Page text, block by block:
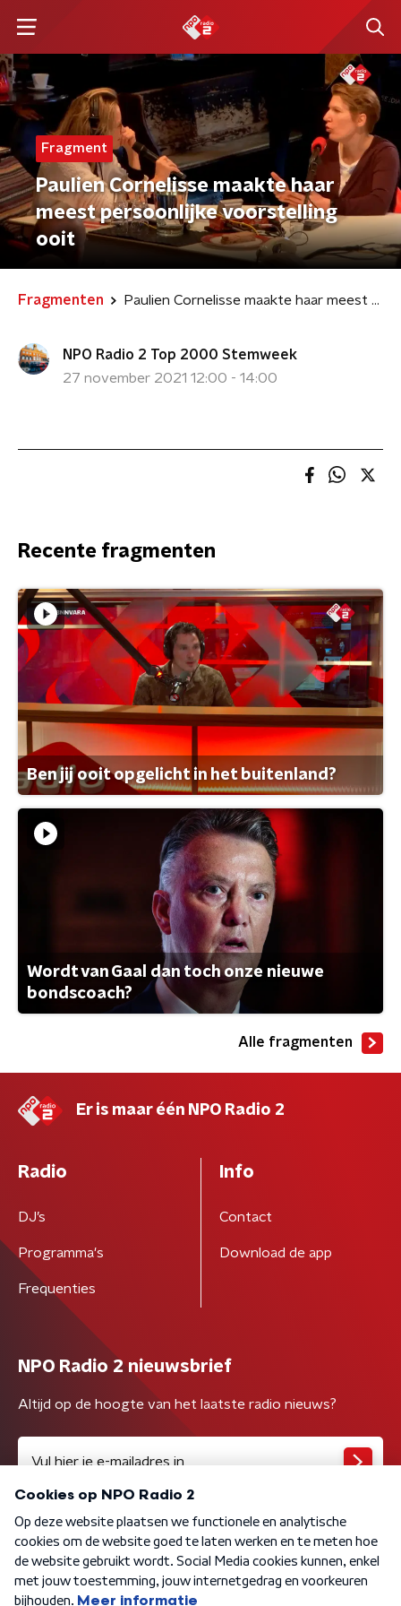
Fragment
Paulien Cornelisse maakte haar
meest persoonlijke voorstelling
ooit
Fragmenten Paulien Cornelisse maakte haar meest persoonlijke voorstelling ooit
NPO Radio 2 Top 2000 Stemweek
27 november 2021 12:00 - 14:00
Recente fragmenten
Ben jij ooit opgelicht in het buitenland?
Wordt van Gaal dan toch onze nieuwe
bondscoach?
Alle fragmenten
Er is maar één NPO Radio 2
Radio
DJ’s
Programma's
Frequenties
Info
Contact
Download de app
NPO Radio 2 nieuwsbrief
Altijd op de hoogte van het laatste radio nieuws?
Algemene voorwaarden